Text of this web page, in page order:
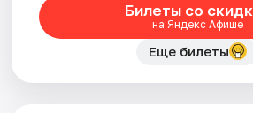
Билеты со
на Яндекс Афише
Еще билеты